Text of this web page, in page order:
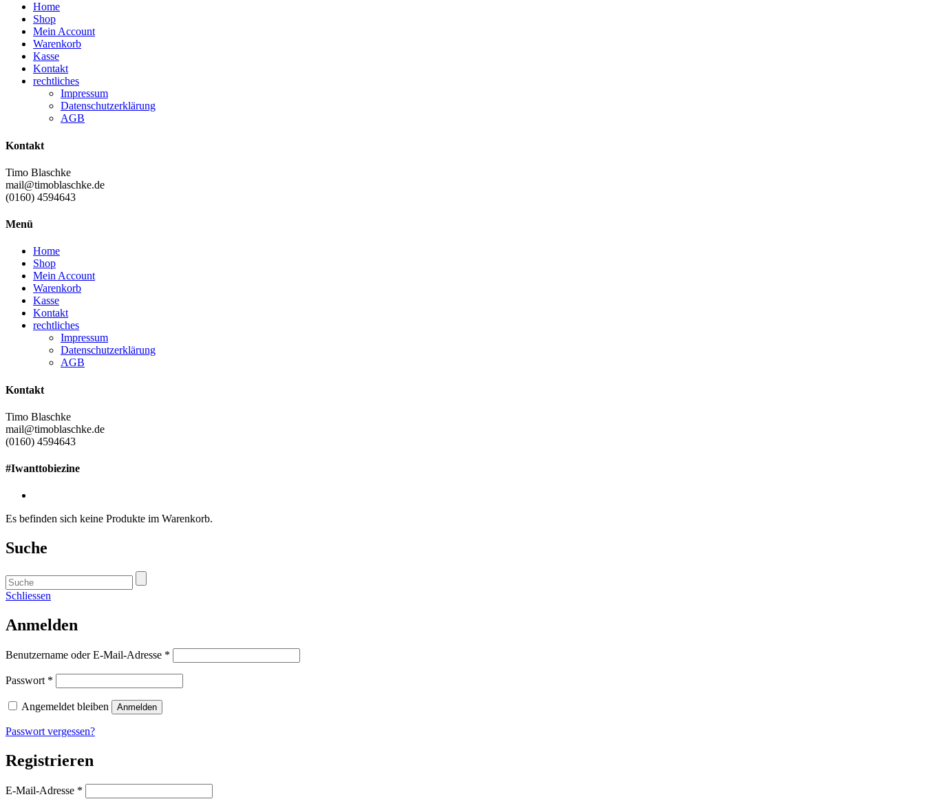
Home
Shop
Mein Account
Warenkorb
Kasse
Kontakt
rechtliches
Impressum
Datenschutzerklärung
AGB
Kontakt
Timo Blaschke
mail@timoblaschke.de
(0160) 4594643
Menü
Home
Shop
Mein Account
Warenkorb
Kasse
Kontakt
rechtliches
Impressum
Datenschutzerklärung
AGB
Kontakt
Timo Blaschke
mail@timoblaschke.de
(0160) 4594643
#Iwanttobiezine
Es befinden sich keine Produkte im Warenkorb.
Suche
Schliessen
Anmelden
Benutzername oder E-Mail-Adresse *
Passwort *
Angemeldet bleiben Anmelden
Passwort vergessen?
Registrieren
E-Mail-Adresse *